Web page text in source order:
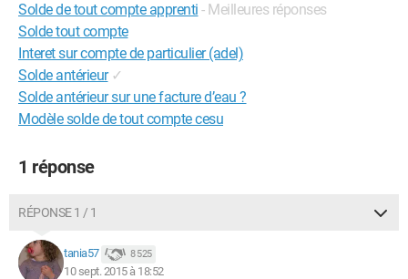
Solde de tout compte apprenti - Meilleures réponses
Solde tout compte
Interet sur compte de particulier (adel)
Solde antérieur ✓
Solde antérieur sur une facture d’eau ?
Modèle solde de tout compte cesu
1 réponse
RÉPONSE 1 / 1
tania57 8 525
10 sept. 2015 à 18:52